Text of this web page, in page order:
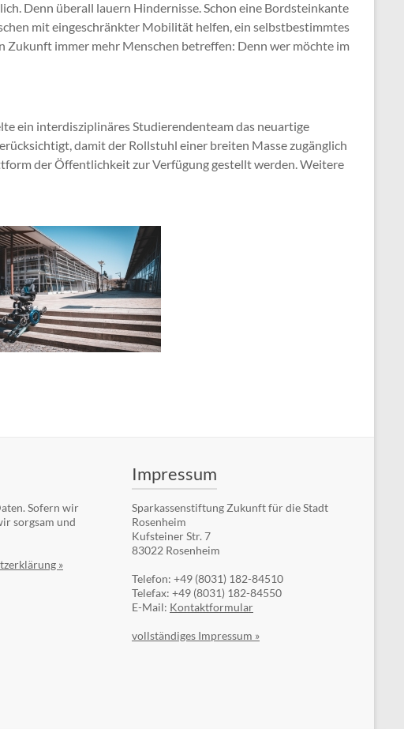
Denn überall lauern Hindernisse. Schon eine Bordsteinkante
mit eingeschränkter Mobilität helfen, ein selbstbestimmtes
Zukunft immer mehr Menschen betreffen: Denn wer möchte im
ein interdisziplinäres Studierendenteam das neuartige
damit der Rollstuhl einer breiten Masse zugänglich
der Öffentlichkeit zur Verfügung gestellt werden. Weitere
Sofern wir
sorgsam und
»
Impressum
Sparkassenstiftung Zukunft für die Stadt
Rosenheim
Kufsteiner Str. 7
83022 Rosenheim
Telefon: +49 (8031) 182-84510
Telefax: +49 (8031) 182-84550
E-Mail: Kontaktformular
vollständiges Impressum »